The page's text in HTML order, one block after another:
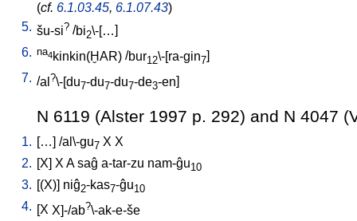
(cf. 6.1.03.45, 6.1.07.43)
5. šu-si? /bi2\-[…
6. na4kinkin(ḪAR) /bur12\-[ra-gin7
7. /al ?\-[du7-du7-du7-de3-en
N 6119 (Alster 1997 p. 292) and N 4047
1. […] /al\-gu7 X X
2. [X] X A saĝ a-tar-zu nam-ĝu10
3. [(X)] niĝ2-kas7-ĝu10
4. X X]-/ab?\-ak-e-še